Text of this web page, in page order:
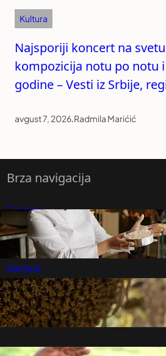
Kultura
Najsporiji koncert na
kompozicija notu po notu
godine – Vesti iz Srbije,
avgust 7, 2026.Radmila Marićić
Brza navigacija
O nama
Predloži Vest
Pretplatite se na vesti
Karijera
Marketing
Kontakt